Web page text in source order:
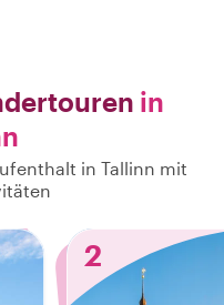
in
in Tallinn mit
2